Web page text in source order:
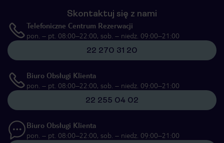
Skontaktuj się z nami
Telefoniczne Centrum Rezerwacji
pon. – pt. 08:00–22:00, sob. – niedz. 09:00–21:00
22 270 31 20
Biuro Obsługi Klienta
pon. – pt. 08:00–22:00, sob. – niedz. 09:00–21:00
22 255 04 02
Biuro Obsługi Klienta
pon. – pt. 08:00–22:00, sob. – niedz. 09:00–21:00